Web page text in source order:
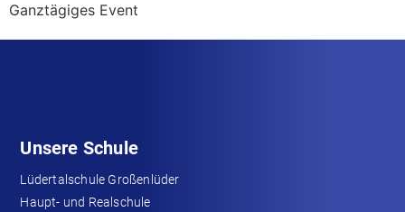
Ganztägiges Event
Unsere Schule
Lüdertalschule Großenlüder
Haupt- und Realschule